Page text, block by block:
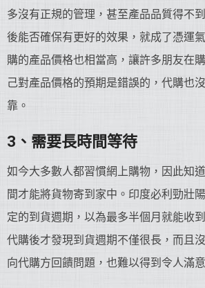
多沒有正規的管理，甚至產品品質得不
後能否確保有更好的效果，就成了憑運
購的產品價格也相當高，讓許多朋友在
己對產品價格的預期是錯誤的，代購也
靠。
3、需要長時間等待
如今大多數人都習慣網上購物，因此知
間才能將貨物寄到家中。印度必利勁壯
定的到貨週期，以為最多半個月就能收
代購後才發現到貨週期不僅很長，而且
向代購方回饋問題，也難以得到令人滿